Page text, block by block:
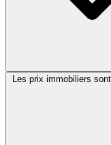
Les prix immobiliers